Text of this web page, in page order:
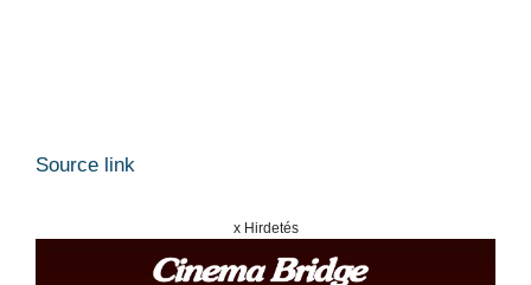
Source link
x Hirdetés